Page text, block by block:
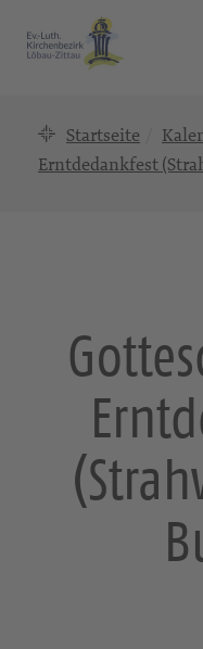
Startseite
Erntdedankfest